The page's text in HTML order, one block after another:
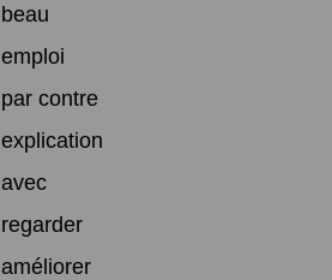
beau
emploi
par contre
explication
avec
regarder
améliorer